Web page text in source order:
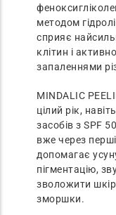
методом
сприяє
клітин і
запаленнями
MINDALIC
цілий рік,
засобів з SPF
вже через
допомагає
пігментацію,
зволожити
зморшки.